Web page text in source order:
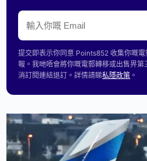
提交即表示你同意 Points852 收集你嘅
報。我哋唔會將你嘅電郵轉移或出售畀
消訂閱連結退訂。詳情請睇私隱政策 。